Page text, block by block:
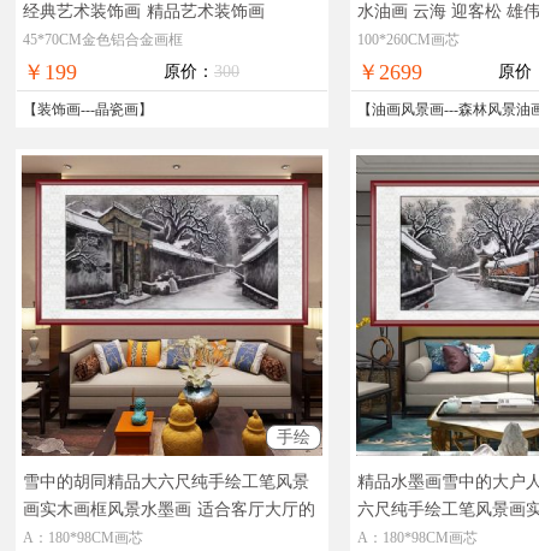
经典艺术装饰画 精品艺术装饰画
45*70CM金色铝合金画框
￥199 原价： 300
【装饰画---晶瓷画】
水油画 云海 迎客松 雄
实物拍摄，现货图片，
免邮
100*260CM画芯
￥2699 原价
【油画风景画---森林风景油
手绘
雪中的胡同精品大六尺纯手绘工笔风景
画实木画框风景水墨画 适合客厅大厅的
装饰水墨画
A：180*98CM画芯
精品水墨画雪中的大户
六尺纯手绘工笔风景画
厅的工笔风景画
A：180*98CM画芯